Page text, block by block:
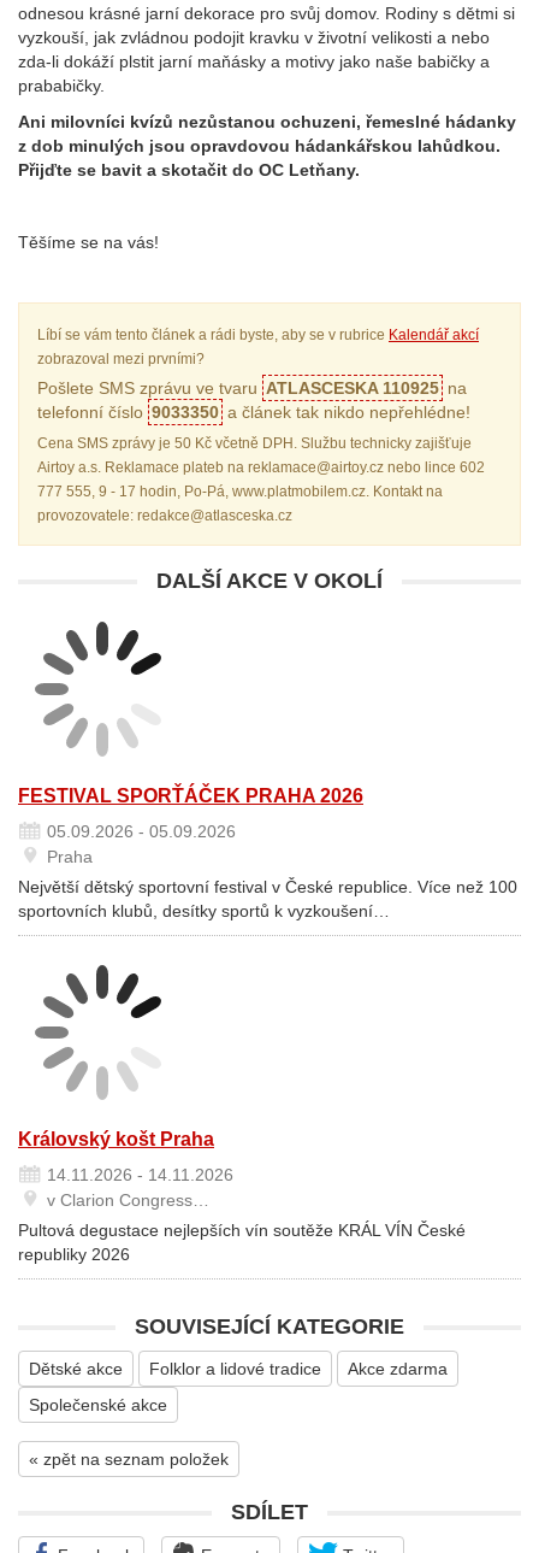
odnesou krásné jarní dekorace pro svůj domov. Rodiny s dětmi si
vyzkouší, jak zvládnou podojit kravku v životní velikosti a nebo
zda-li dokáží plstit jarní maňásky a motivy jako naše babičky a
prababičky.
Ani milovníci kvízů nezůstanou ochuzeni, řemeslné hádanky
z dob minulých jsou opravdovou hádankářskou lahůdkou.
Přijďte se bavit a skotačit do OC Letňany.
Těšíme se na vás!
Líbí se vám tento článek a rádi byste, aby se v rubrice Kalendář akcí
zobrazoval mezi prvními?
Pošlete SMS zprávu ve tvaru ATLASCESKA 110925 na
telefonní číslo 9033350 a článek tak nikdo nepřehlédne!
Cena SMS zprávy je 50 Kč včetně DPH. Službu technicky zajišťuje
Airtoy a.s. Reklamace plateb na reklamace@airtoy.cz nebo lince 602
777 555, 9 - 17 hodin, Po-Pá, www.platmobilem.cz. Kontakt na
provozovatele: redakce@atlasceska.cz
DALŠÍ AKCE V OKOLÍ
FESTIVAL SPORŤÁČEK PRAHA 2026
05.09.2026 - 05.09.2026
Praha
Největší dětský sportovní festival v České republice. Více než 100
sportovních klubů, desítky sportů k vyzkoušení…
Královský košt Praha
14.11.2026 - 14.11.2026
v Clarion Congress…
Pultová degustace nejlepších vín soutěže KRÁL VÍN České
republiky 2026
SOUVISEJÍCÍ KATEGORIE
Dětské akce Folklor a lidové tradice
Akce zdarma
Společenské akce
« zpět na seznam položek
SDÍLET